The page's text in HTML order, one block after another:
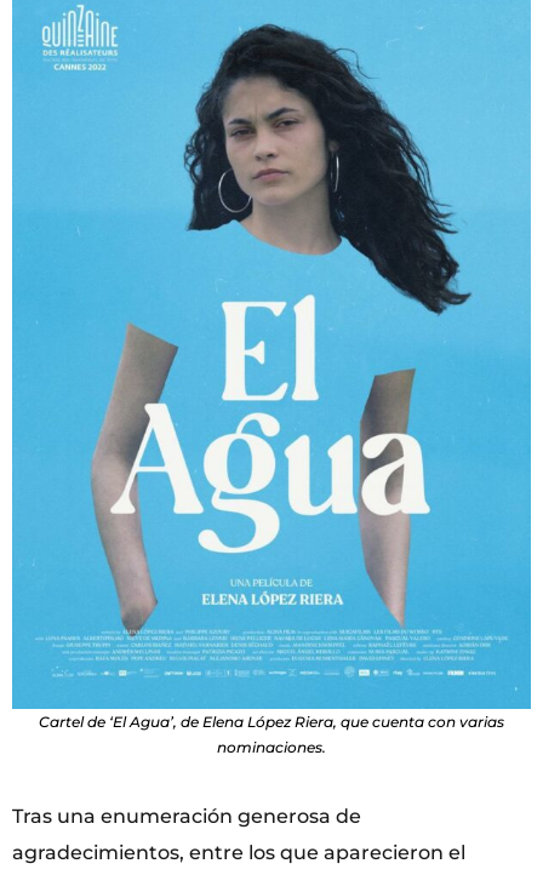
Cartel de ‘El Agua’, de Elena López Riera, que cuenta con varias
nominaciones.
Tras una enumeración generosa de
agradecimientos, entre los que aparecieron el